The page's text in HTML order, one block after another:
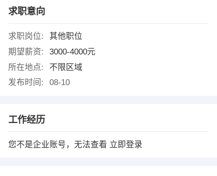
求职意向
求职岗位:
其他职位
期望薪资:
3000-4000元
所在地点:
不限区域
发布时间:
08-10
工作经历
您不是企业账号，无法查看 立即登录